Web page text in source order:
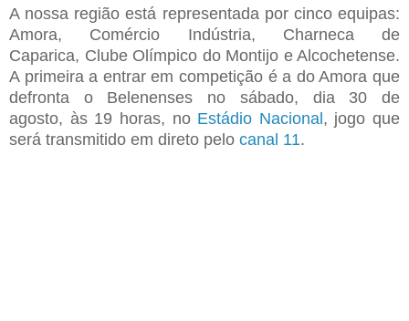
A nossa região está representada por cincoequipas:
Amora, Comércio Indústria, Charneca de
Caparica, Clube Olímpico do Montijo e Alcochetense.
A primeira a entrar em competição é a do Amora que
defronta o Belenenses no sábado, dia 30 de
agosto, às 19 horas, no Estádio Nacional, jogo que
será transmitido em direto pelo canal 11.